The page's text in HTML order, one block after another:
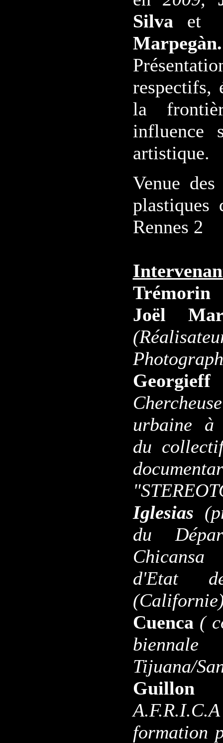
Silva et
Marpegàn.
respectifs,
la
influence
artistique.
Venue
plastiques
Rennes 2
Trémorin
Joël
urbaine à
du
Iglesias
du
d'Etat
Cuenca (
Tijuana/
Guillon
formation